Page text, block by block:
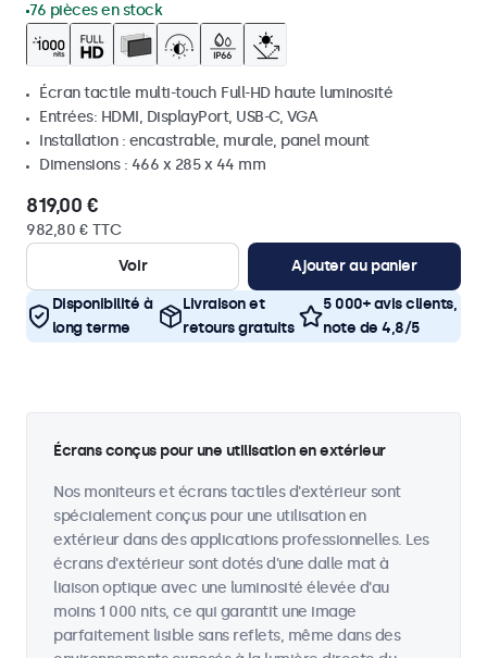
76 pièces en stock
Écran tactile multi-touch Full-HD haute luminosité
Entrées: HDMI, DisplayPort, USB-C, VGA
Installation : encastrable, murale, panel mount
Dimensions : 466 x 285 x 44 mm
819,00 €
982,80 € TTC
Voir
Ajouter au panier
Disponibilité à
long terme
Livraison et
retours gratuits
5 000+ avis clients,
note de 4,8/5
Écrans conçus pour une utilisation en extérieur
Nos moniteurs et écrans tactiles d'extérieur sont
spécialement conçus pour une utilisation en
extérieur dans des applications professionnelles. Les
écrans d'extérieur sont dotés d'une dalle mat à
liaison optique avec une luminosité élevée d'au
moins 1 000 nits, ce qui garantit une image
parfaitement lisible sans reflets, même dans des